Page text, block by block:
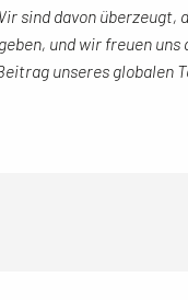
sind davon überzeugt,
und wir freuen uns
unseres globalen